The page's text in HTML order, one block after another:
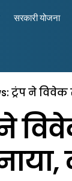
सरकारी योजना
ट्रंप ने
ने